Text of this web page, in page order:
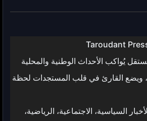
يُواكب الأحداث الوطنية والمحلية
ويضع القارئ في قلب المستجدات لحظة
السياسية، الاجتماعية، الرياضية،